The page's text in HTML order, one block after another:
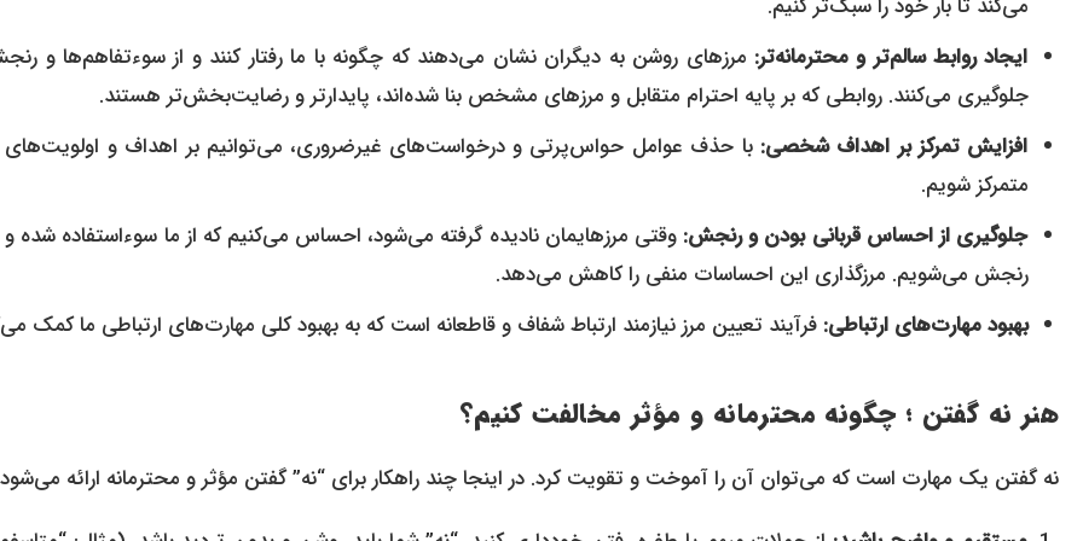
می‌کند تا بار خود را سبک‌تر کنیم.
ایجاد روابط سالم‌تر و محترمانه‌تر:
جلوگیری می‌کنند. روابطی که بر پایه احترام متقابل و مرزهای مشخص بنا شده‌اند، پایدارتر و رضایت‌بخش‌تر هستند.
افزایش تمرکز بر اهداف شخصی:
متمرکز شویم.
جلوگیری از احساس قربانی بودن و رنجش:
رنجش می‌شویم. مرزگذاری این احساسات منفی را کاهش می‌دهد.
بهبود مهارت‌های ارتباطی: فرآیند تعیین مرز نیازمند ارتباط شفاف و قاطعانه است که به بهبود کلی مهارت‌های ارتباطی ما کمک
هنر نه گفتن ؛ چگونه محترمانه و مؤثر مخالفت کنیم؟
نه گفتن یک مهارت است که می‌توان آن را آموخت و تقویت کرد. در اینجا چند راهکار برای “نه” گفتن مؤثر و محترمانه ارائه